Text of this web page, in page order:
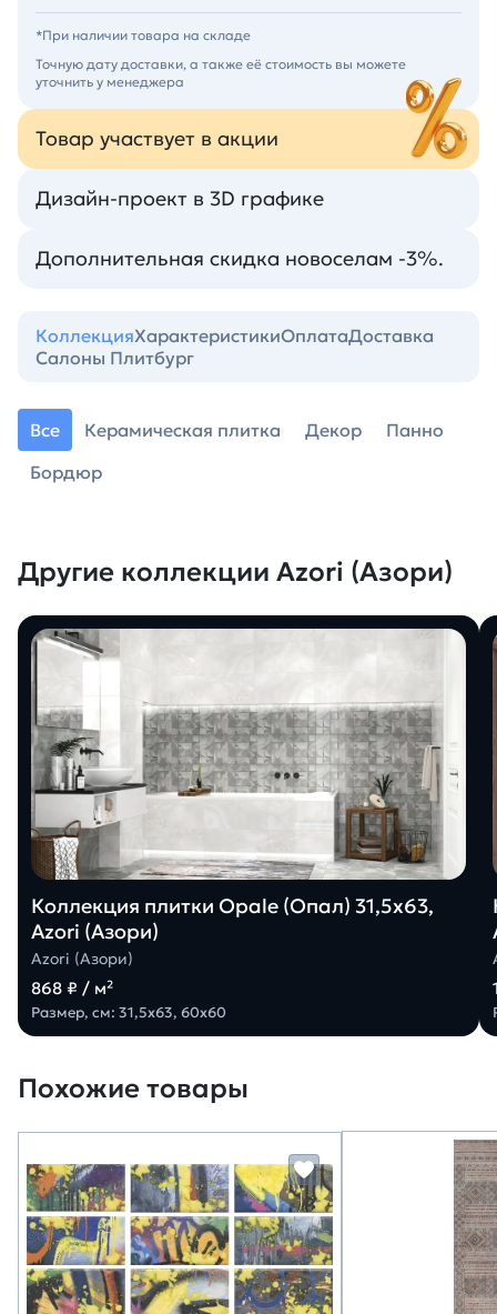
*При наличии товара на складе
Точную дату доставки, а также её стоимость вы можете
уточнить у менеджера
Товар участвует в акции
Дизайн-проект в 3D графике
Дополнительная скидка новоселам -3%.
КоллекцияХарактеристикиОплатаДоставка
Салоны Плитбург
Все Керамическая плитка Декор
Панно
Бордюр
Другие коллекции Azori (Азори)
Коллекция плитки Opale (Опал) 31,5х63,
Azori (Азори)
Azori (Азори)
868 ₽ / м²
Размер, см: 31,5х63, 60х60
Похожие товары